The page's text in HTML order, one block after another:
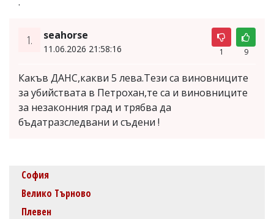
1. seahorse
11.06.2026 21:58:16 1 9
Какъв ДАНС,какви 5 лева.Тези са виновниците
за убийствата в Петрохан,те са и виновниците
за незаконния град и трябва да
бъдатразследвани и съдени !
София
Велико Търново
Плевен